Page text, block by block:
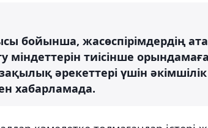
бойынша, жасөспірімдердің
міндеттерін тиісінше
әрекеттері үшін
хабарламада.